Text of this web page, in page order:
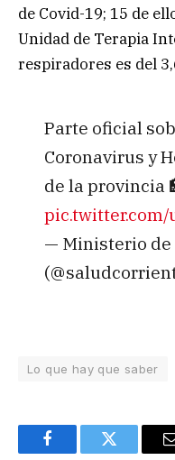
de Covid-19; 15 de
Unidad de Terapia
respiradores es del
Parte oficial
Coronavirus y
de la provincia
pic.twitter.com/
— Ministerio de
Lo que hay que saber
FacebookTwitter